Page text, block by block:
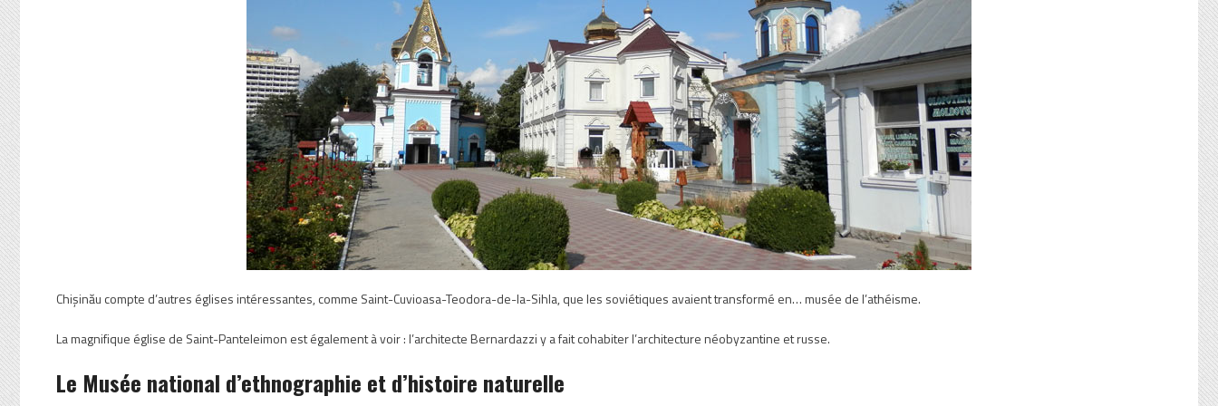
Chișinău compte d’autres églises intéressantes, comme Saint-Cuvioasa-Teodora-de-la-Sihla, que les soviétiques avaient transformé en… musée de l’athéisme.
La magnifique église de Saint-Panteleimon est également à voir : l’architecte Bernardazzi y a fait cohabiter l’architecture néobyzantine et russe.
Le Musée national d’ethnographie et d’histoire naturelle